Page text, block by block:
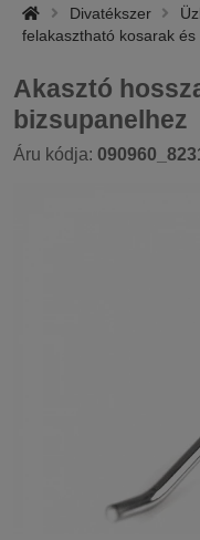
Divatékszer
felakasztható kosarak és
Akasztó
bizsupanelhez
Áru kódja: